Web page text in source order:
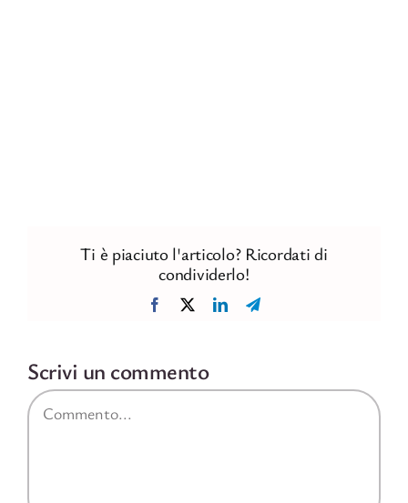
Ti è piaciuto l'articolo? Ricordati di
condividerlo!
Facebook LinkedInTelegram
Scrivi un commento
Commento